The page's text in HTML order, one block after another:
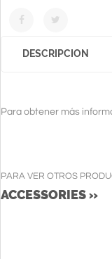
DESCRIPCION
Para obtener más
PARA VER OTROS
ACCESSORIES »